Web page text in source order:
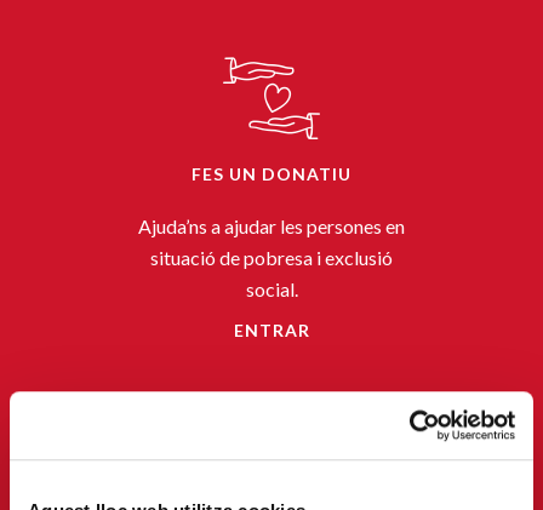
FES UN DONATIU
Ajuda’ns a ajudar les persones en
situació de pobresa i exclusió
social.
ENTRAR